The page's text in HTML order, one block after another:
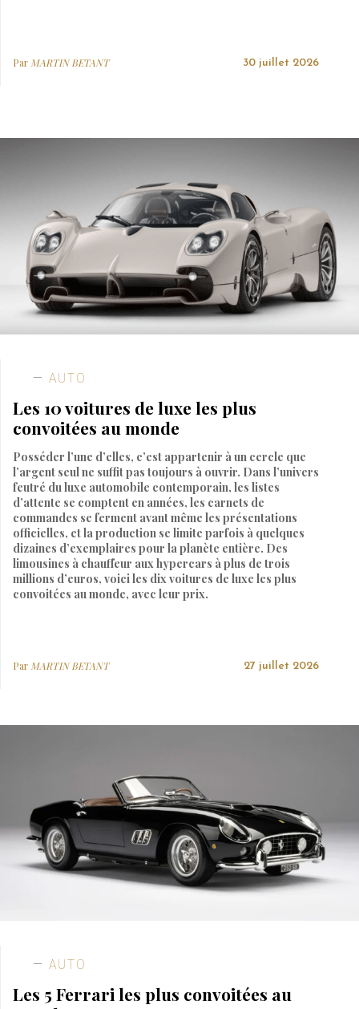
ParMARTIN BETANT 30 juillet 2026
AUTO
Les 10 voitures de luxe les plus
convoitées au monde
Posséder l’une d’elles, c’est appartenir à un cercle que
l’argent seul ne suffit pas toujours à ouvrir. Dans l’univers
feutré du luxe automobile contemporain, les listes
d’attente se comptent en années, les carnets de
commandes se ferment avant même les présentations
officielles, et la production se limite parfois à quelques
dizaines d’exemplaires pour la planète entière. Des
limousines à chauffeur aux hypercars à plus de trois
millions d’euros, voici les dix voitures de luxe les plus
convoitées au monde, avec leur prix.
Par MARTIN BETANT 27 juillet 2026
AUTO
Les 5 Ferrari les plus convoitées au